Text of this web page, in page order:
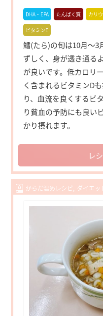
DHA・EPA たんぱく質 カリ
ビタミンE
鱈(たら)の旬は10月～3
ずしく、身が透き通る
が良いです。低カロリ
く含まれるビタミンD
り、血流を良くするビ
り貧血の予防にも良い
かり摂れます。
レ
からだ温めレシピ ダイエッ